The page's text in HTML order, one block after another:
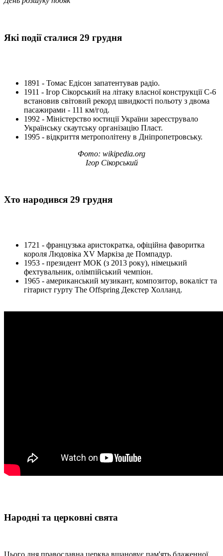
Які події сталися 29 грудня
1891 - Томас Едісон запатентував радіо.
1911 - Ігор Сікорський на літаку власної конструкції С-6
встановив світовий рекорд швидкості польоту з двома
пасажирами - 111 км/год.
1992 - Міністерство юстиції України зареєструвало
Українську скаутську організацію Пласт.
1995 - відкриття метрополітену в Дніпропетровську.
Фото: wikipedia.org
Ігор Сікорський
Хто народився 29 грудня
1721 - французька аристократка, офіційна фаворитка
короля Людовіка XV Маркіза де Помпадур.
1953 - президент МОК (з 2013 року), німецький
фехтувальник, олімпійський чемпіон.
1965 - американський музикант, композитор, вокаліст та
гітарист гурту The Offspring Декстер Холланд.
Народні та церковні свята